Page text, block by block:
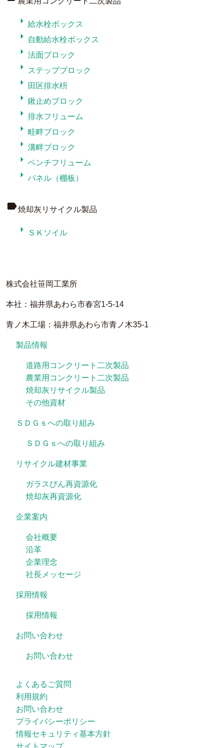
arrow_right 給水栓ボックス
arrow_right 自動給水栓ボックス
arrow_right 法面ブロック
arrow_right ステップブロック
arrow_right 田区排水枡
arrow_right 鍬止めブロック
arrow_right 排水フリューム
arrow_right 畦畔ブロック
arrow_right 溝畔ブロック
arrow_right ベンチフリューム
arrow_right パネル（棚板）
label焼却灰リサイクル製品
arrow_right ＳＫソイル
株式会社笹岡工業所
本社：福井県あわら市春宮1-5-14
青ノ木工場：福井県あわら市青ノ木35-1
製品情報
道路用コンクリート二次製品
農業用コンクリート二次製品
焼却灰リサイクル製品
その他資材
ＳＤＧｓへの取り組み
ＳＤＧｓへの取り組み
リサイクル建材事業
ガラスびん再資源化
焼却灰再資源化
企業案内
会社概要
沿革
企業理念
社長メッセージ
採用情報
採用情報
お問い合わせ
お問い合わせ
よくあるご質問
利用規約
お問い合わせ
プライバシーポリシー
情報セキュリティ基本方針
サイトマップ